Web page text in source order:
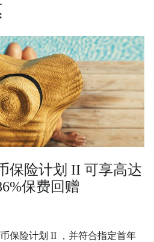
保险计划 II 可享高达
保费回赠
保险计划 II ，并符合指定首年